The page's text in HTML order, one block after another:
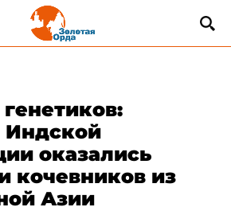
оказались
кочевников из
Азии